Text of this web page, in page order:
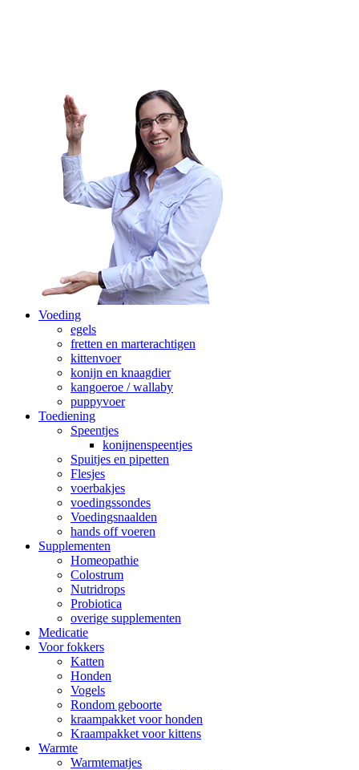
Voeding
egels
fretten en marterachtigen
kittenvoer
konijn en knaagdier
kangoeroe / wallaby
puppyvoer
Toediening
Speentjes
konijnenspeentjes
Spuitjes en pipetten
Flesjes
voerbakjes
voedingssondes
Voedingsnaalden
hands off voeren
Supplementen
Homeopathie
Colostrum
Nutridrops
Probiotica
overige supplementen
Medicatie
Voor fokkers
Katten
Honden
Vogels
Rondom geboorte
kraampakket voor honden
Kraampakket voor kittens
Warmte
Warmtematjes